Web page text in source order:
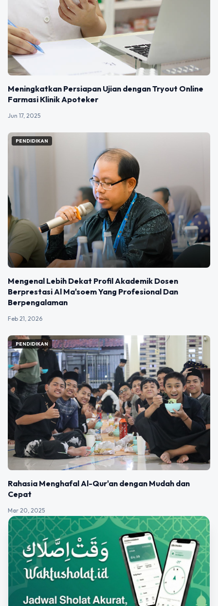
Meningkatkan Persiapan Ujian dengan Tryout Online
Farmasi Klinik Apoteker
Jun 17, 2025
PENDIDIKAN
Mengenal Lebih Dekat Profil Akademik Dosen
Berprestasi Al Ma'soem Yang Profesional Dan
Berpengalaman
Feb 21, 2026
PENDIDIKAN
Rahasia Menghafal Al-Qur'an dengan Mudah dan
Cepat
Mar 20, 2025